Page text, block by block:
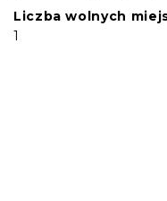
Liczba wolnych
1